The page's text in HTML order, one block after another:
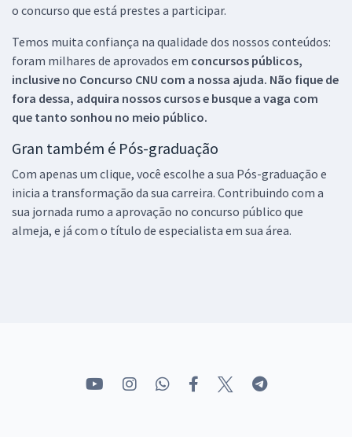
o concurso que está prestes a participar.
Temos muita confiança na qualidade dos nossos conteúdos:
foram milhares de aprovados em concursos públicos,
inclusive no Concurso CNU com a nossa ajuda. Não fique de
fora dessa, adquira nossos cursos e busque a vaga com
que tanto sonhou no meio público.
Gran também é Pós-graduação
Com apenas um clique, você escolhe a sua Pós-graduação e
inicia a transformação da sua carreira. Contribuindo com a
sua jornada rumo a aprovação no concurso público que
almeja, e já com o título de especialista em sua área.